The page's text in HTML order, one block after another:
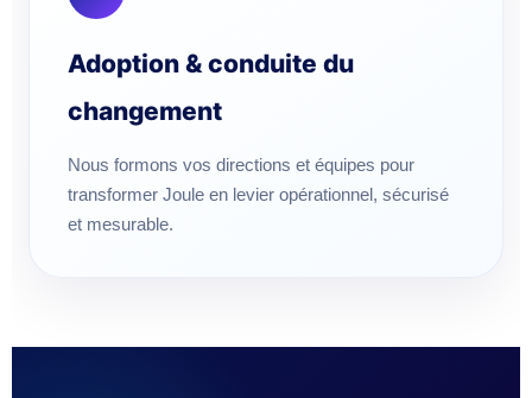
Adoption & conduite du
changement
Nous formons vos directions et équipes pour
transformer Joule en levier opérationnel, sécurisé
et mesurable.